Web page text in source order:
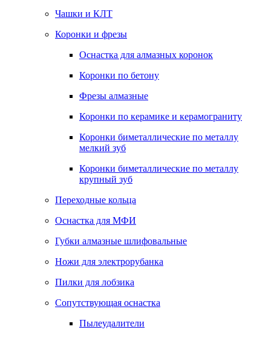
Чашки и КЛТ
Коронки и фрезы
Оснастка для алмазных коронок
Коронки по бетону
Фрезы алмазные
Коронки по керамике и керамограниту
Коронки биметаллические по металлу
мелкий зуб
Коронки биметаллические по металлу
крупный зуб
Переходные кольца
Оснастка для МФИ
Губки алмазные шлифовальные
Ножи для электрорубанка
Пилки для лобзика
Сопутствующая оснастка
Пылеудалители